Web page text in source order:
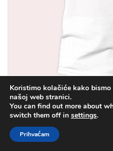
Majica-
Koristimo kolačiće kako
našoj web stranici.
You can find out more about
switch them off in settings.
Prihvaćam